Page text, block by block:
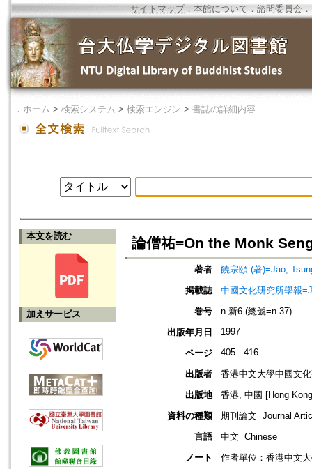
サイトマップ．本館について ． 諮問委員会 ．
． ホーム > 検索システム > 検索エンジン > 書誌の詳細内容
本文を読む
加えサービス
論僧祐=On the Monk
著者
饒宗頤 (著)=Jao,
掲載誌
中國文化研究所學報
巻号
n.新6 (總號=n.37)
出版年月日
1997
ページ 405 - 416
出版者
香港中文大學中國文
出版地
香港, 中國 [Hong
資料の種類
期刊論文=Journal
言語
中文=Chinese
ノート
作者單位：香港中文